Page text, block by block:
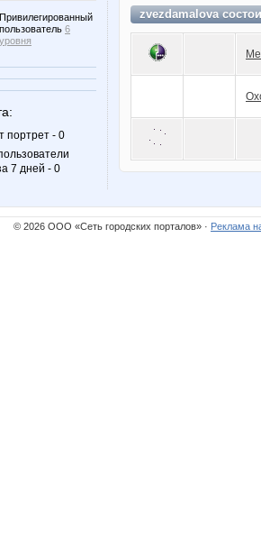
Привилегированный
пользователь 6
уровня
портрет - 0
7 дней - 0
zvezdamalova
© 2026 ООО «Сеть городских порталов» · Реклама